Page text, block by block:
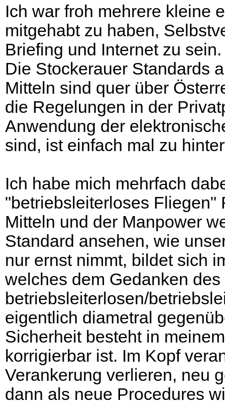
Ich war froh mehrere kleine
mitgehabt zu haben,
Briefing und Internet zu sein.
Die Stockerauer Standards
Mitteln sind quer über
die Regelungen in der
Anwendung der
sind, ist einfach mal zu
Ich habe mich mehrfach
"betriebsleiterloses Fliegen"
Mitteln und der Manpower
Standard ansehen, wie
nur ernst nimmt, bildet sich
welches dem Gedanken des
betriebsleiterlosen/
eigentlich diametral
Sicherheit besteht in
korrigierbar ist. Im Kopf
Verankerung verlieren, neu
dann als neue Procedures